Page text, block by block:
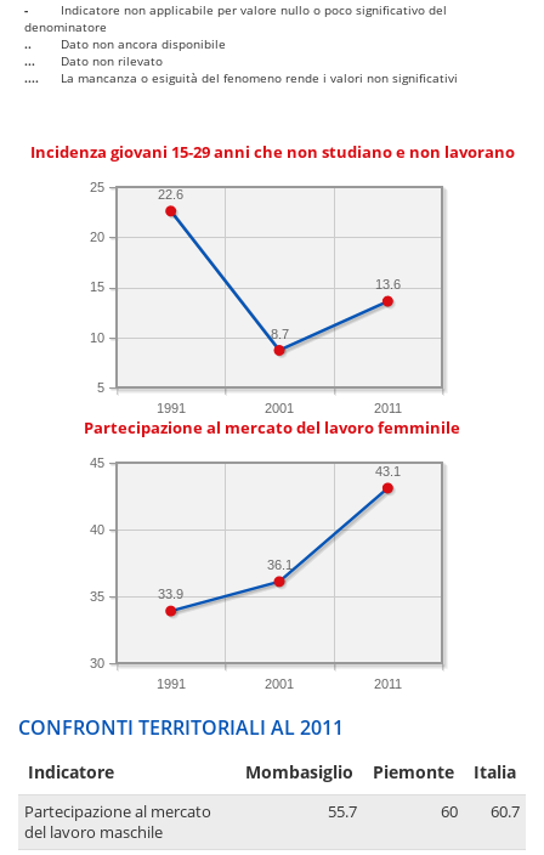
-
Indicatore non applicabile per valore nullo o poco significativo del
denominatore
..
Dato non ancora disponibile
...
Dato non rilevato
....
La mancanza o esiguità del fenomeno rende i valori non significativi
Incidenza giovani 15-29 anni che non studiano e non lavorano
1991 2001 2011
5
10
15
20
25
13.6
8.7
22.6
Partecipazione al mercato del lavoro femminile
1991 2001 2011
30
35
40
45
43.1
36.1
33.9
CONFRONTI TERRITORIALI AL 2011
Indicatore Mombasiglio Piemonte Italia
Partecipazione al mercato
del lavoro maschile
55.7 60 60.7